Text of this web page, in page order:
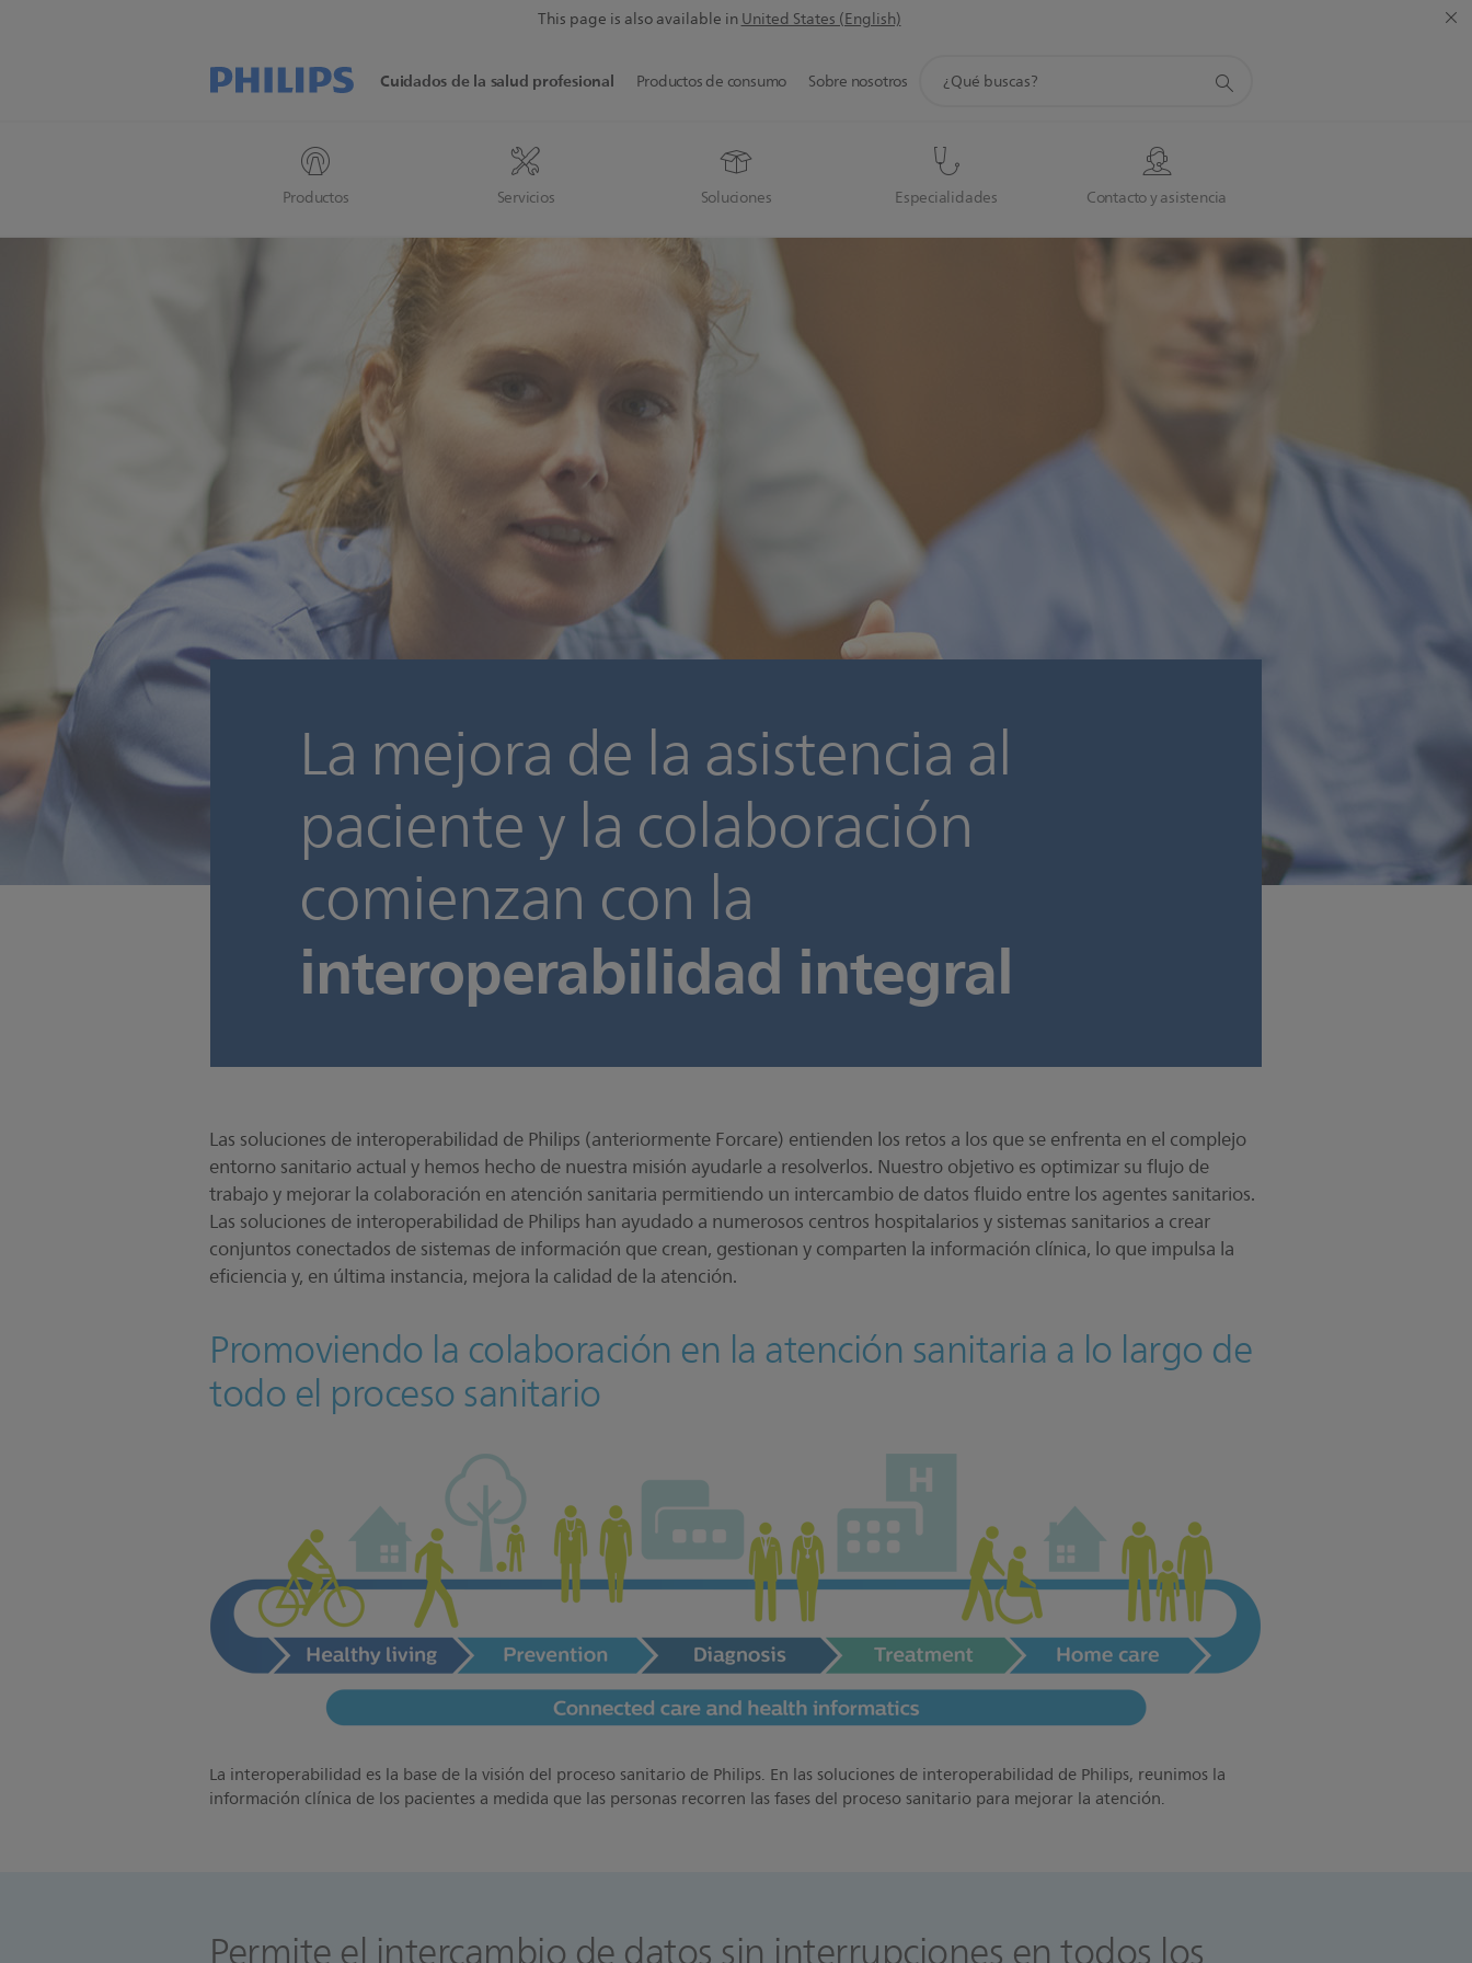
This page is also available inUnited States (English)
Cuidados de la salud profesional
Productos Servicios Soluciones Especialidades Contacto y asistencia
Productos de consumo Sobre nosotros
búsqueda
La mejora de la asistencia al
paciente y la colaboración
comienzan con la
interoperabilidad integral
Las soluciones de interoperabilidad de Philips (anteriormente Forcare) entienden los retos a los que se enfrenta en el complejo
entorno sanitario actual y hemos hecho de nuestra misión ayudarle a resolverlos. Nuestro objetivo es optimizar su flujo de
trabajo y mejorar la colaboración en atención sanitaria permitiendo un intercambio de datos fluido entre los agentes sanitarios.
Las soluciones de interoperabilidad de Philips han ayudado a numerosos centros hospitalarios y sistemas sanitarios a crear
conjuntos conectados de sistemas de información que crean, gestionan y comparten la información clínica, lo que impulsa la
eficiencia y, en última instancia, mejora la calidad de la atención.
Promoviendo la colaboración en la atención sanitaria a lo largo de
todo el proceso sanitario
La interoperabilidad es la base de la visión del proceso sanitario de Philips. En las soluciones de interoperabilidad de Philips, reunimos la
información clínica de los pacientes a medida que las personas recorren las fases del proceso sanitario para mejorar la atención.